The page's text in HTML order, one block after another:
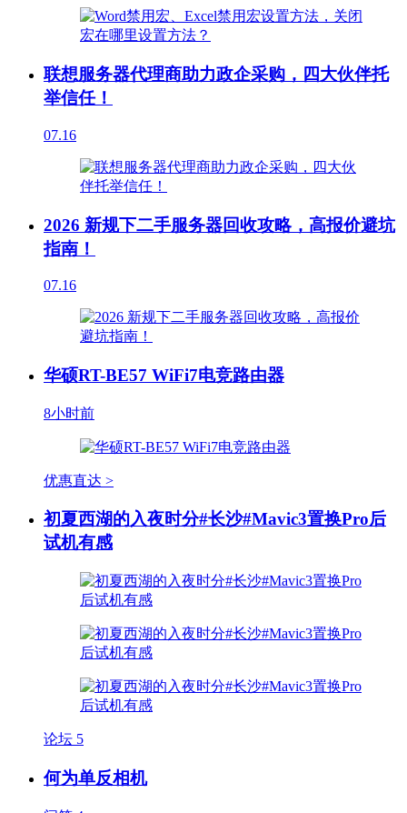
联想服务器代理商助力政企采购，四大伙伴托
举信任！
07.16
2026 新规下二手服务器回收攻略，高报价避坑
指南！
07.16
华硕RT-BE57 WiFi7电竞路由器
8小时前
优惠直达 >
初夏西湖的入夜时分#长沙#Mavic3置换Pro后
试机有感
论坛 5
何为单反相机